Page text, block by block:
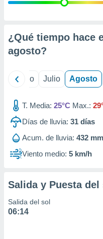
e
mediante
publicidad
de
1199
¿Qué tiempo hace
agosto?
Junio Julio Agosto
T. Media: 25°C Max.:
Días de lluvia: 31 días
Acum. de lluvia: 432 mm
Viento medio: 5 km/h
Salida y Puesta del
Salida del sol
06:14